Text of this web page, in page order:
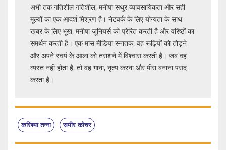
अभी तक गतिशील गतिशील, मनीषा सथुर व्यावसायिकता और सही
मूल्यों का एक आदर्श मिश्रण है। नेटवर्क के लिए योग्यता के साथ
खबर के लिए भूख, मनीषा जूनियर्स को प्रेरित करती है और वरिष्ठों का
समर्थन करती है। एक मास मीडिया स्नातक, वह रूढ़ियों को तोड़ने
और अपने स्वयं के आला को तराशने में विश्वास करती है। जब वह
व्यस्त नहीं होता है, तो वह गाना, नृत्य करना और मीरा बनाना पसंद
करता है।
करिश्मा तन्ना समीर कोचर